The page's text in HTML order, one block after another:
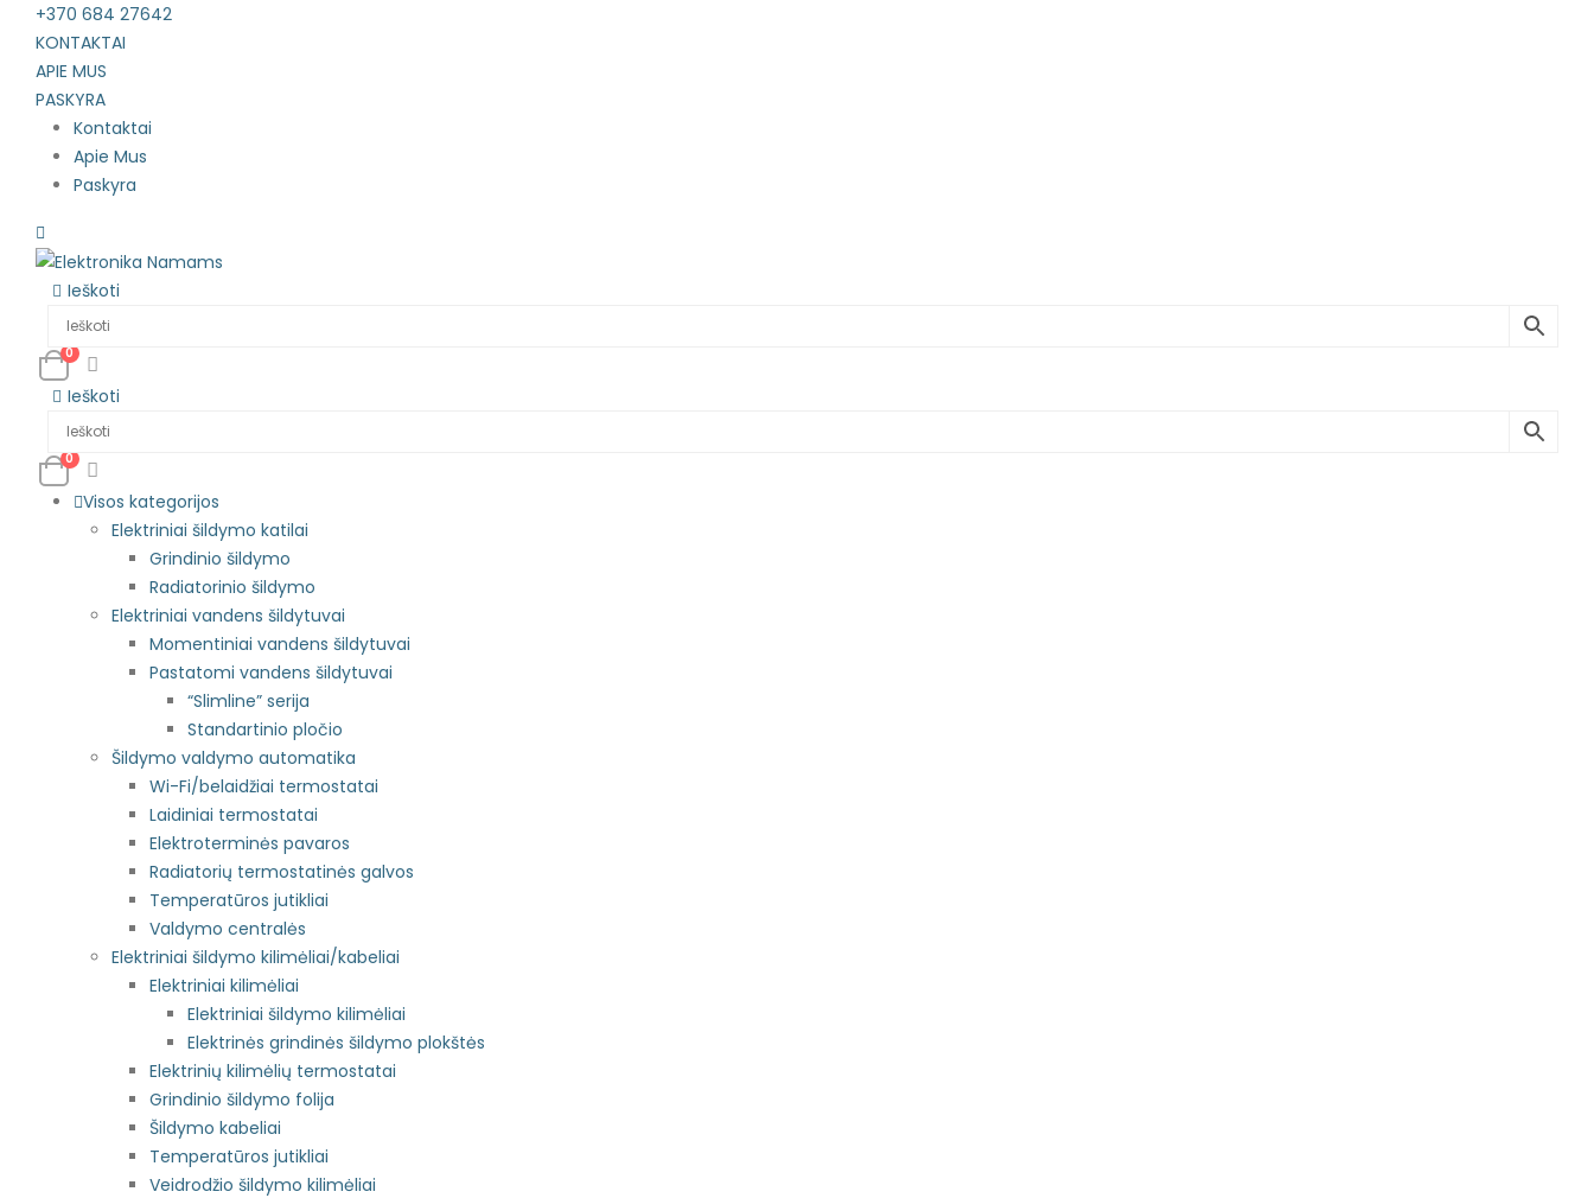
+370 684 27642
KONTAKTAI
APIE MUS
PASKYRA
Kontaktai
Apie Mus
Paskyra
Ieškoti
0
Ieškoti
0
Visos kategorijos
Elektriniai šildymo katilai
Grindinio šildymo
Radiatorinio šildymo
Elektriniai vandens šildytuvai
Momentiniai vandens šildytuvai
Pastatomi vandens šildytuvai
“Slimline” serija
Standartinio pločio
Šildymo valdymo automatika
Wi-Fi/belaidžiai termostatai
Laidiniai termostatai
Elektroterminės pavaros
Radiatorių termostatinės galvos
Temperatūros jutikliai
Valdymo centralės
Elektriniai šildymo kilimėliai/kabeliai
Elektriniai kilimėliai
Elektriniai šildymo kilimėliai
Elektrinės grindinės šildymo plokštės
Elektrinių kilimėlių termostatai
Grindinio šildymo folija
Šildymo kabeliai
Temperatūros jutikliai
Veidrodžio šildymo kilimėliai